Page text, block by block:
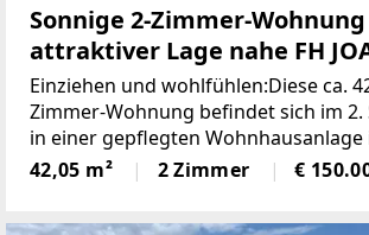
Sonnige 2-Zimmer-
attraktiver Lage nahe FH
Einziehen und wohlfühlen:Diese ca.
Zimmer-Wohnung befindet sich im
in einer gepflegten
Grazer Stadtbezirk Eggenberg in
Nähe zur FH Joanneum. Mit ihrer guten
42,05 m² 2 Zimmer €